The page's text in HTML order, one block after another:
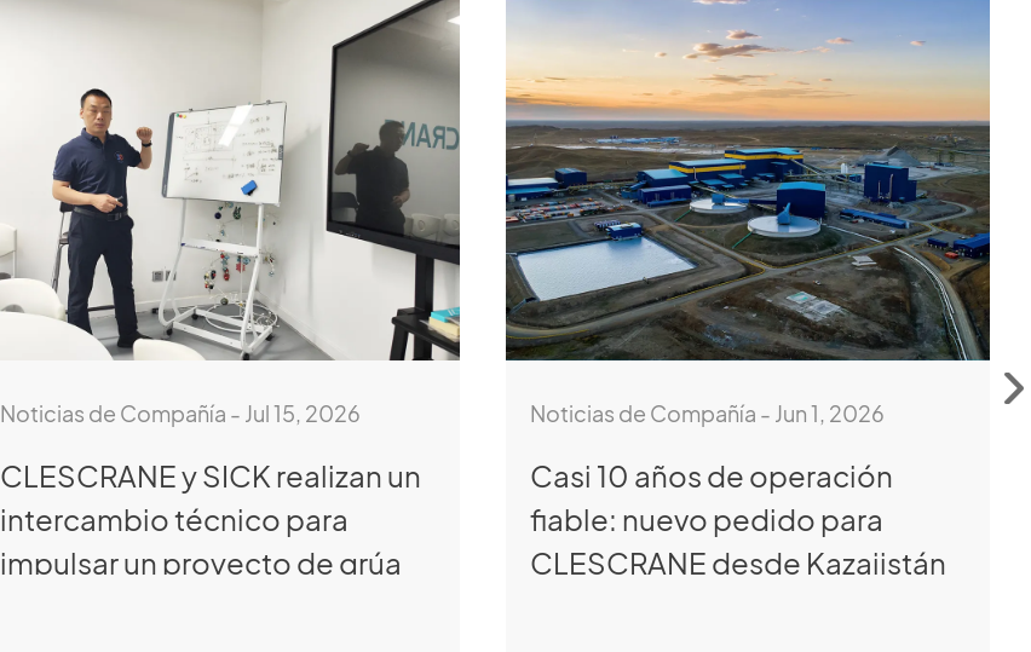
Noticias de Compañía - Jul 15, 2026
CLESCRANE y SICK realizan un
intercambio técnico para
impulsar un proyecto de grúa
Noticias de Compañía - Jun 1, 2026
Casi 10 años de operación
fiable: nuevo pedido para
CLESCRANE desde Kazajistán